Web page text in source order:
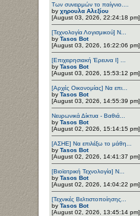
Των συνειρμών το παίγνιο....
by χηρουλα Αλεξίου
[August 03, 2026, 22:24:18 pm]
[Τεχνολογία Λογισμικού] Ν...
by Tasos Bot
[August 03, 2026, 16:22:06 pm]
[Επιχειρησιακή Έρευνα Ι] ...
by Tasos Bot
[August 03, 2026, 15:53:12 pm]
[Αρχές Οικονομίας] Να επι...
by Tasos Bot
[August 03, 2026, 14:55:39 pm]
Νευρωνικά Δίκτυα - Βαθιά...
by Tasos Bot
[August 02, 2026, 15:14:15 pm]
[ΑΣΗΕ] Να επιλέξω το μάθη...
by Tasos Bot
[August 02, 2026, 14:41:37 pm]
[Βιοϊατρική Τεχνολογία] Ν...
by Tasos Bot
[August 02, 2026, 14:04:22 pm]
[Τεχνικές Βελτιστοποίησης...
by Tasos Bot
[August 02, 2026, 13:45:14 pm]